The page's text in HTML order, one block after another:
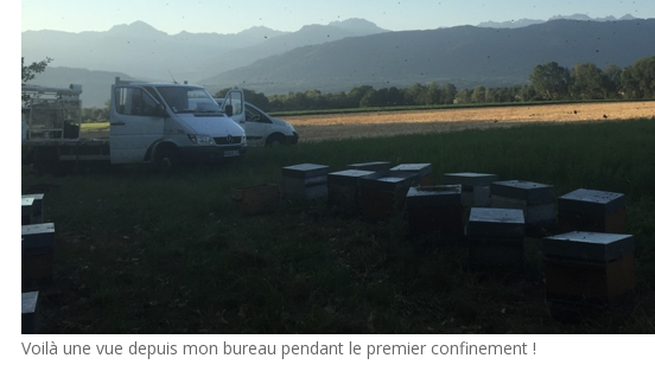
Voilà une vue depuis mon bureau pendant le premier confinement !